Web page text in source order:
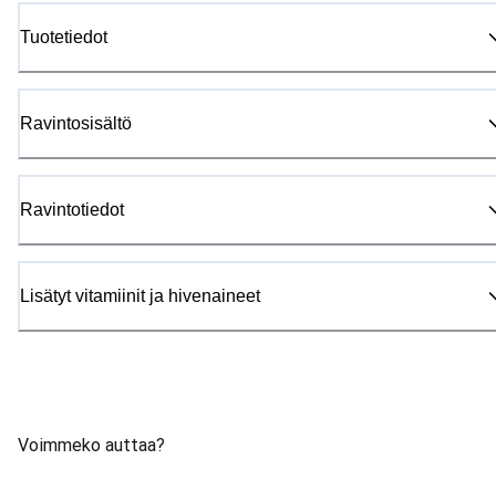
Tuotetiedot
Ravintosisältö
Ravintotiedot
Lisätyt vitamiinit ja hivenaineet
Voimmeko auttaa?